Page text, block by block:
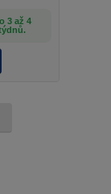
3 až 4